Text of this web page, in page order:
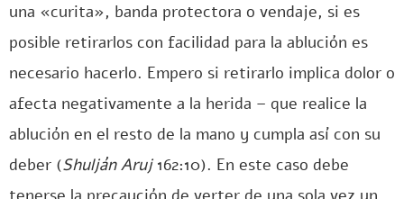
una «curita», banda protectora o vendaje, si es
posible retirarlos con facilidad para la ablución es
necesario hacerlo. Empero si retirarlo implica dolor o
afecta negativamente a la herida – que realice la
ablución en el resto de la mano y cumpla así con su
deber (Shulján Aruj162:10). En este caso debe